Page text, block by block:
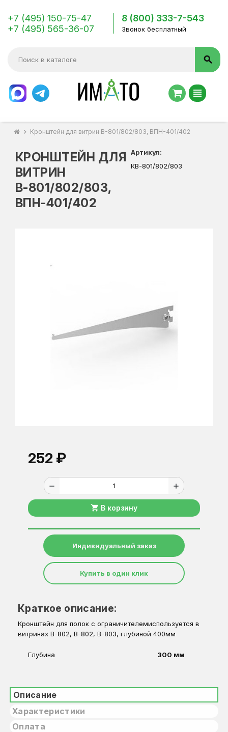
+7 (495) 150-75-47
+7 (495) 565-36-07
8 (800) 333-7-543
Звонок бесплатный
search
view_headline
chevron_right Кронштейн для витрин В-801/802/803, ВПН-401/402
КРОНШТЕЙН ДЛЯ
ВИТРИН
В-801/802/803,
ВПН-401/402
Артикул:
КВ-801/802/803
252 ₽
remove add
shopping_cart В корзину
Индивидуальный заказ
Купить в один клик
Краткое описание:
Кронштейн для полок с ограничителемиспользуется в
витринах В-802, В-802, В-803, глубиной 400мм
Глубина 300 мм
Описание
Характеристики
Оплата